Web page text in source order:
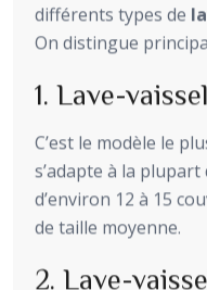
différents types de
On distingue
1. Lave-
C’est le modèle le
s’adapte à la
d’environ 12 à 15
de taille moyenne.
2. Lave-